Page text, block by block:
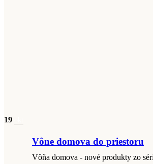
19
Vône domova do priestoru
Vôňa domova - nové produkty zo